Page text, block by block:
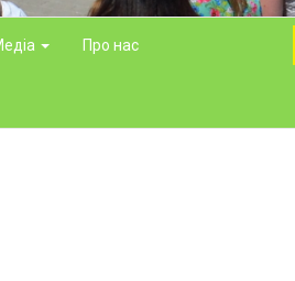
Про нас